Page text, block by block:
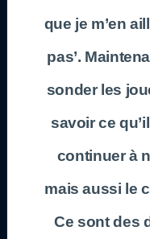
que je m’en
pas’.
sonder les
savoir ce
continuer à
mais aussi le
Ce sont des